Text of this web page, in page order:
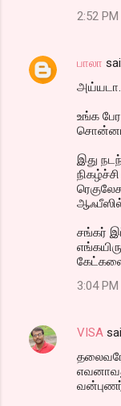
2:52 PM
பாலா
உங்க
இது
சங்கர்
3:04 PM
VISA
தலைவரே